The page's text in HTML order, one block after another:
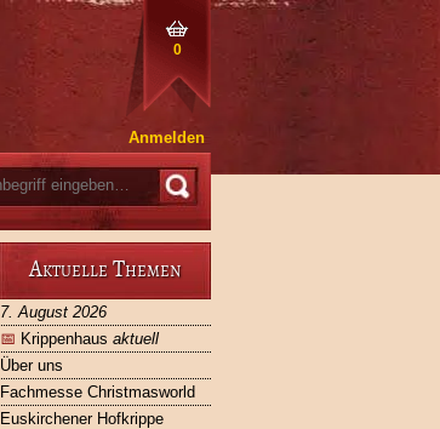
0
Anmelden
Aktuelle Themen
7. August 2026
📅 Krippenhaus aktuell
Über uns
Fachmesse Christmasworld
Euskirchener Hofkrippe